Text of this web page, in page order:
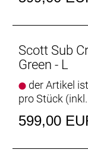
Scott Sub
Green - L
der Artikel
pro Stück
599,00